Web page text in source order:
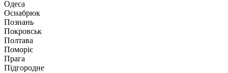
Одеса
Оснабрюк
Познань
Покровськ
Полтава
Поморіє
Прага
Підгородне